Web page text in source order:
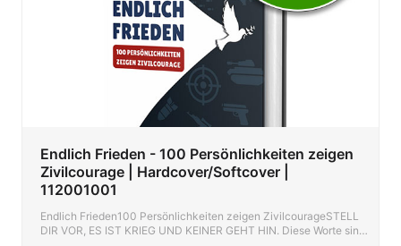
Endlich Frieden - 100 Persönlichkeiten zeigen
Zivilcourage | Hardcover/Softcover |
112001001
Endlich Frieden100 Persönlichkeiten zeigen ZivilcourageSTELL
DIR VOR, ES IST KRIEG UND KEINER GEHT HIN. Diese Worte sind